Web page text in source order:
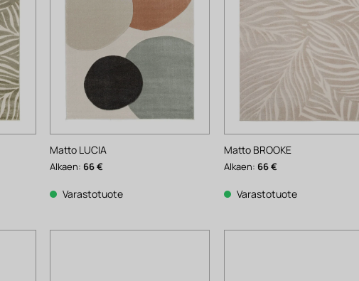
Matto LUCIA
Alkaen: 66€
Varastotuote
Matto BROOKE
Alkaen: 66€
Varastotuote